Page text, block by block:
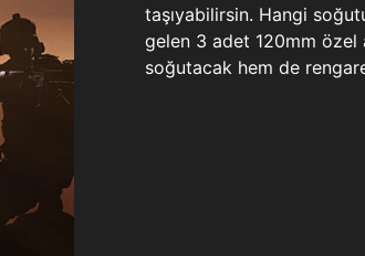
taşıyabilirsin. Hangi
gelen 3 adet 120mm özel
soğutacak hem de